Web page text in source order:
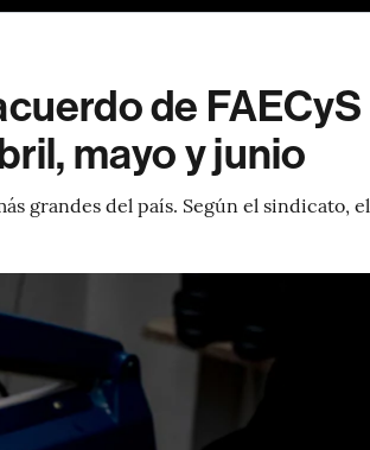
de FAECyS
mayo y junio
grandes del país. Según el sindicato, el